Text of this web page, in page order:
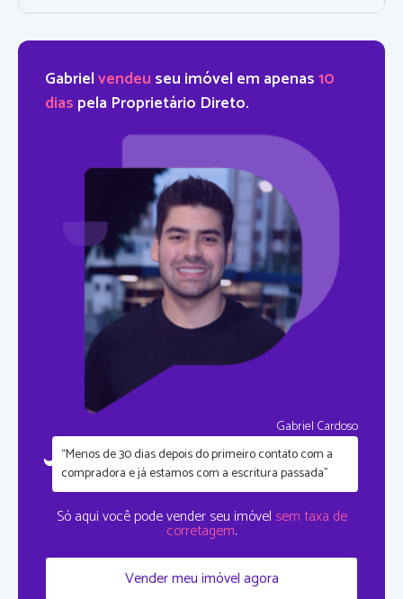
Gabrielvendeu seu imóvel em apenas10
dias pela Proprietário Direto.
Gabriel Cardoso
“Menos de 30 dias depois do primeiro contato com a
compradora e já estamos com a escritura passada”
Só aqui você pode vender seu imóvel sem taxa de
corretagem.
Vender meu imóvel agora